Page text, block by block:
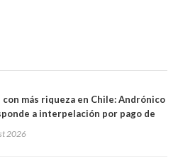
con más riqueza en Chile: Andrónico
a interpelación por pago de
muera”
2026